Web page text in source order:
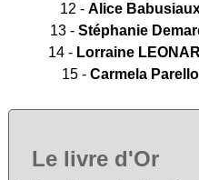
12 - Alice
13 - Stéphanie
14 - Lorraine
15 - Carmela Parello
Le livre d'Or